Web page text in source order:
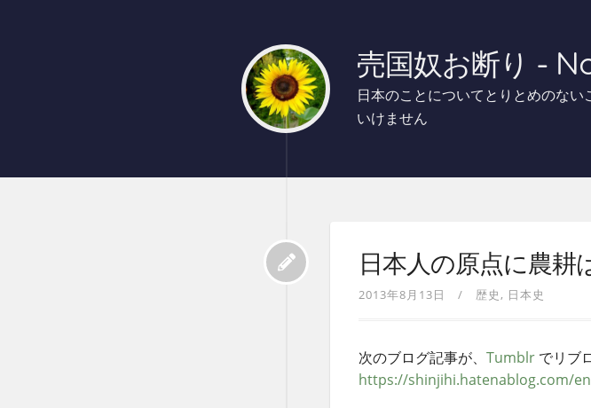
売国奴お断り -
日本のことについてとりとめのな
いけません
日本人の原点に農耕
2013年8月13日 歴史 日本史
次のブログ記事が、 Tumblr でリブ
https://shinjihi.hatenablog.com/